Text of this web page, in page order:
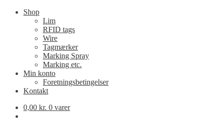
Shop
Lim
RFID tags
Wire
Tagmærker
Marking Spray
Marking etc.
Min konto
Foretningsbetingelser
Kontakt
0,00 kr. 0 varer